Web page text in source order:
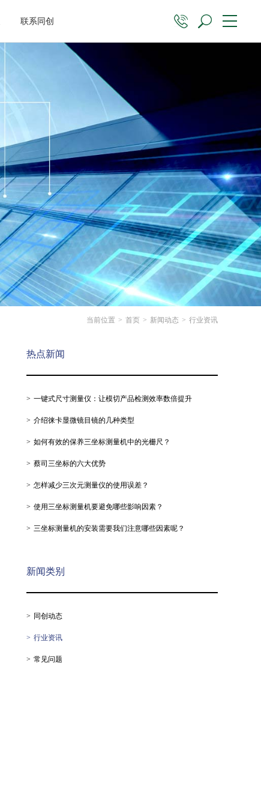
联系同创
当前位置 > 首页 > 新闻动态 > 行业资讯
热点新闻
一键式尺寸测量仪：让模切产品检测效率数倍提升
介绍徕卡显微镜目镜的几种类型
如何有效的保养三坐标测量机中的光栅尺？
蔡司三坐标的六大优势
怎样减少三次元测量仪的使用误差？
使用三坐标测量机要避免哪些影响因素？
三坐标测量机的安装需要我们注意哪些因素呢？
新闻类别
同创动态
行业资讯
常见问题